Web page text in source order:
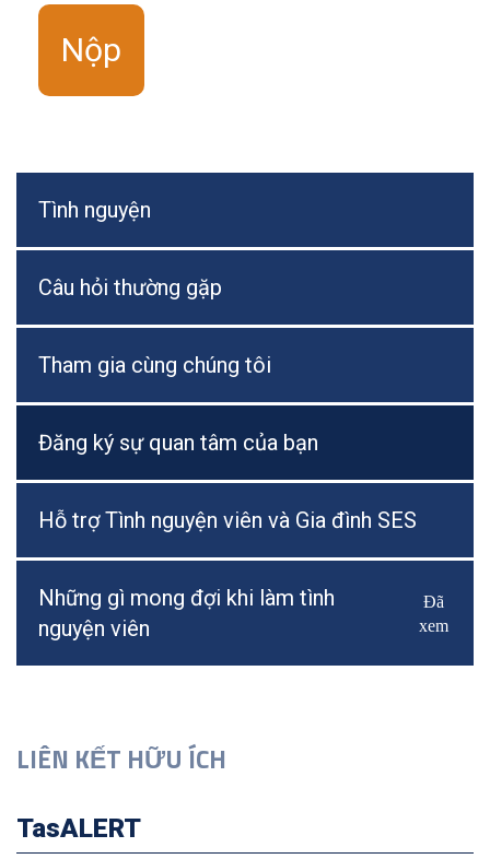
Tình nguyện
Câu hỏi thường gặp
Tham gia cùng chúng tôi
Đăng ký sự quan tâm của bạn
Hỗ trợ Tình nguyện viên và Gia đình SES
Những gì mong đợi khi làm tình
nguyện viên
Bật/Tắt
Đã
xem
LIÊN KẾT HỮU ÍCH
TasALERT